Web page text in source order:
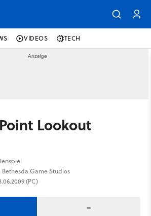
VIDEOS TECH
Lookout
Bethesda Game Studios
(PC)
-